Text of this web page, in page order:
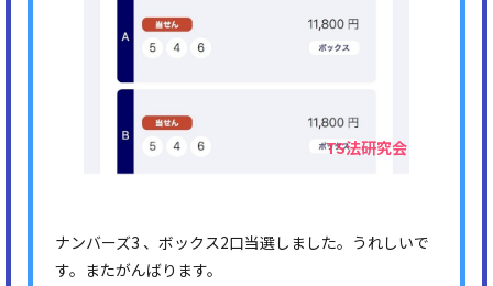
ナンバーズ3 、ボックス2口当選しました。うれしいで
す。またがんばります。